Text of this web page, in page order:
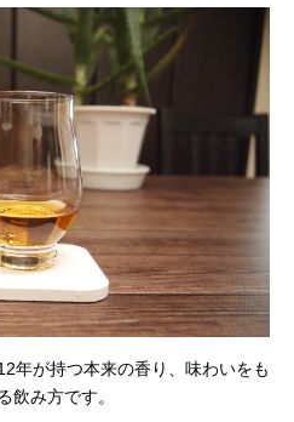
年が持つ本来の香り、味わいをも
飲み方です。